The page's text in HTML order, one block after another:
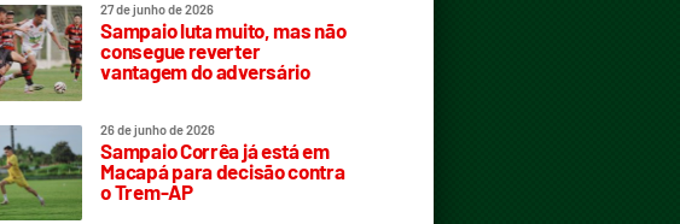
27 de junho de 2026
Sampaio luta muito, mas não
consegue reverter
vantagem do adversário
26 de junho de 2026
Sampaio Corrêa já está em
Macapá para decisão contra
o Trem-AP